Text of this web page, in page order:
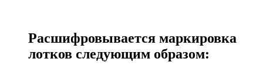
Расшифровывается маркировка
лотков следующим образом: